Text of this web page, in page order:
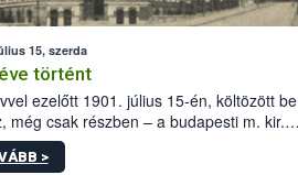
15, szerda
történt
ezelőtt 1901. július 15-én, költözött be
még csak részben – a budapesti m. kir.
állomás a Kis Rókus utca
alatti, Czigler Győző által tervezett új
>